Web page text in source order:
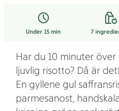
Under 15 min 7
Har du 10 minuter
ljuvlig risotto? Då är
En gyllene gul
parmesanost,